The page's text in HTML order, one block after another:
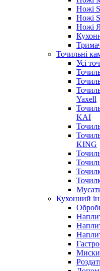
Ножі
Ножі
Ножі
Точильні
Усі
Yaxell
KAI
KING
Кухонний
Миски